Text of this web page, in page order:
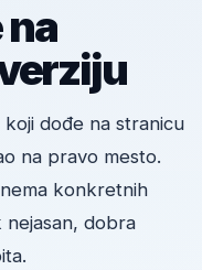
na
koji dođe na stranicu
na pravo mesto.
konkretnih
dobra